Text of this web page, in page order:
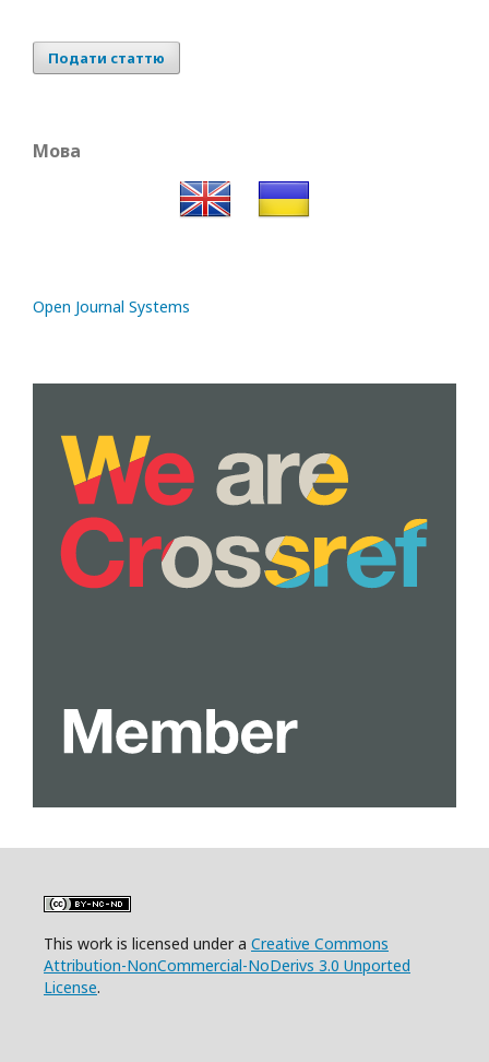
Подати статтю
Мова
Open Journal Systems
This work is licensed under a Creative Commons
Attribution-NonCommercial-NoDerivs 3.0 Unported
License.